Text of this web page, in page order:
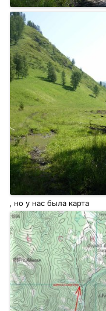
, но у нас была карта